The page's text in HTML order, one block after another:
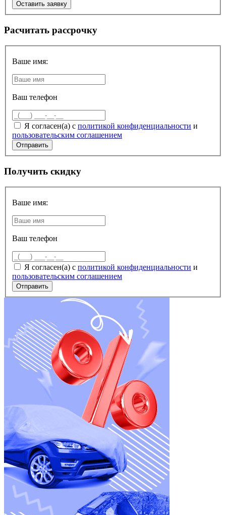
Расчитать рассрочку
Ваше имя:
Ваш телефон
Я согласен(а) с политикой конфиденциальности и
пользовательским соглашением
Получить скидку
Ваше имя:
Ваш телефон
Я согласен(а) с политикой конфиденциальности и
пользовательским соглашением